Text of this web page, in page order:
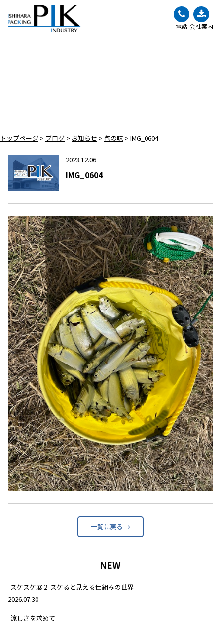
電話 会社案内
トップページ > ブログ > お知らせ > 旬の味 > IMG_0604
2023.12.06
IMG_0604
一覧に戻る
NEW
スケスケ展２ スケると見える仕組みの世界
2026.07.30
涼しさを求めて